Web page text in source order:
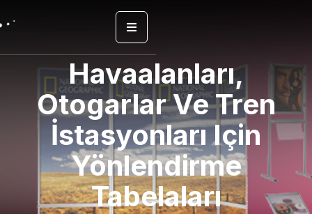
Havaalanları,
Otogarlar Ve Tren
İstasyonları Için
Yönlendirme
Tabelaları